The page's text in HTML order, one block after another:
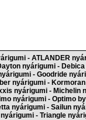
- ATLANDER
nyárigumi-
- Goodride
nyárigumi-
nyárigumi- Michelin
nyárigumi- Optimo
nyárigumi - Sailun
- Triangle